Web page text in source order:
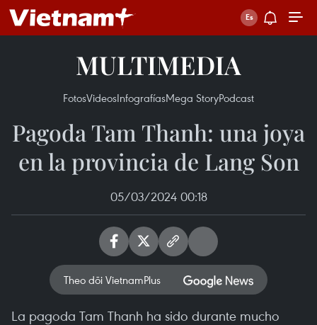
MULTIMEDIA
FotosVideosInfografíasMega StoryPodcast
Pagoda Tam Thanh: una joya
en la provincia de Lang Son
05/03/2024 00:18
Theo dõi VietnamPlus
La pagoda Tam Thanh ha sido durante mucho